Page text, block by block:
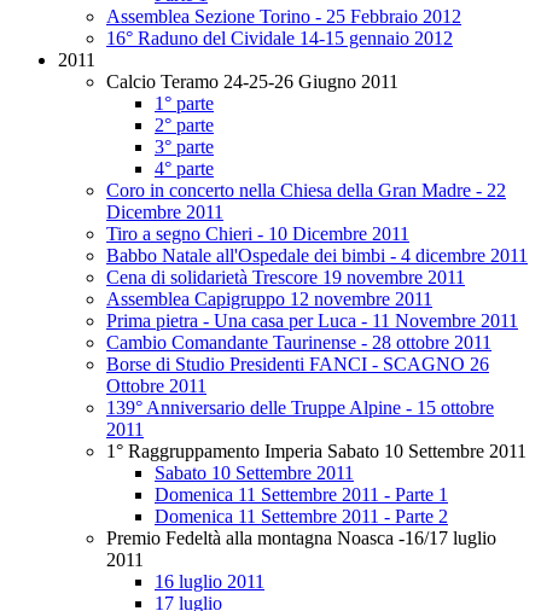
Assemblea Sezione Torino - 25 Febbraio 2012
16° Raduno del Cividale 14-15 gennaio 2012
2011
Calcio Teramo 24-25-26 Giugno 2011
1° parte
2° parte
3° parte
4° parte
Coro in concerto nella Chiesa della Gran Madre - 22
Dicembre 2011
Tiro a segno Chieri - 10 Dicembre 2011
Babbo Natale all'Ospedale dei bimbi - 4 dicembre 2011
Cena di solidarietà Trescore 19 novembre 2011
Assemblea Capigruppo 12 novembre 2011
Prima pietra - Una casa per Luca - 11 Novembre 2011
Cambio Comandante Taurinense - 28 ottobre 2011
Borse di Studio Presidenti FANCI - SCAGNO 26
Ottobre 2011
139° Anniversario delle Truppe Alpine - 15 ottobre
2011
1° Raggruppamento Imperia Sabato 10 Settembre 2011
Sabato 10 Settembre 2011
Domenica 11 Settembre 2011 - Parte 1
Domenica 11 Settembre 2011 - Parte 2
Premio Fedeltà alla montagna Noasca -16/17 luglio
2011
16 luglio 2011
17 luglio